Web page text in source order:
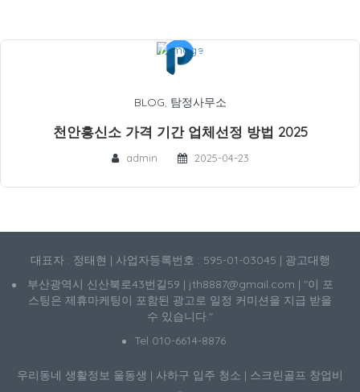
BLOG, 탐정사무소
천안흥신소 가격 기간 업체선정 방법 2025
admin 2025-04-23
대표자 : 정태현 | 사업자등록번호 : 595-01-03045 | 광고대행
부산광역시 신산북로43번길59 | jth8887@gmail.com | "이 포
스팅은 제휴마케팅이 포함된 광고로 일정 커미션을 지급 받을
수 있습니다."
Tel 010-6614-8876
우리동네 생활정보 울동생 | 사하구 입주 청소 | 스크린골프 창업비